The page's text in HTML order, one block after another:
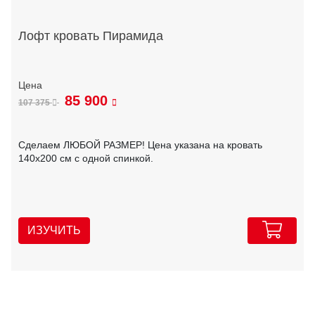
Лофт кровать Пирамида
107 375 85 900
Сделаем ЛЮБОЙ РАЗМЕР! Цена указана на кровать
140х200 см с одной спинкой.
ИЗУЧИТЬ